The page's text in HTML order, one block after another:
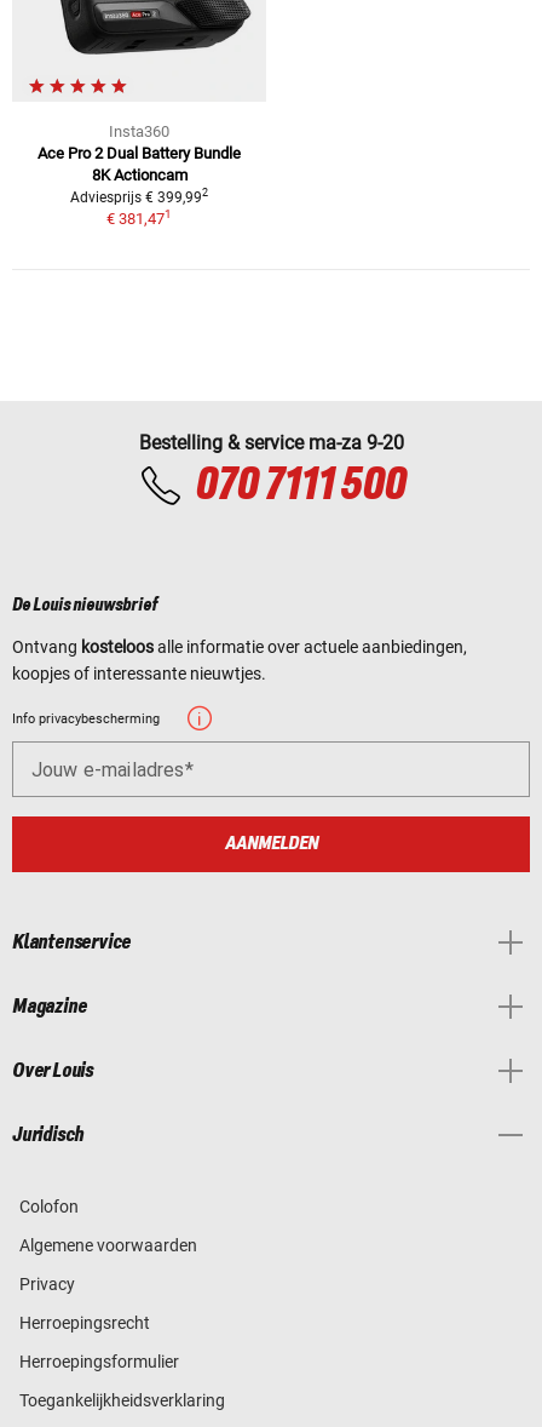
Insta360
Ace Pro 2 Dual Battery Bundle
8K Actioncam
Adviesprijs € 399,992
€ 381,471
Bestelling & service ma-za 9-20
070 7111 500
De Louis nieuwsbrief
Ontvang kosteloosalle informatie over actuele aanbiedingen,
koopjes of interessante nieuwtjes.
Info privacybescherming
Jouw e-mailadres
AANMELDEN
Klantenservice
Magazine
Over Louis
Juridisch
Colofon
Algemene voorwaarden
Privacy
Herroepingsrecht
Herroepingsformulier
Toegankelijkheidsverklaring